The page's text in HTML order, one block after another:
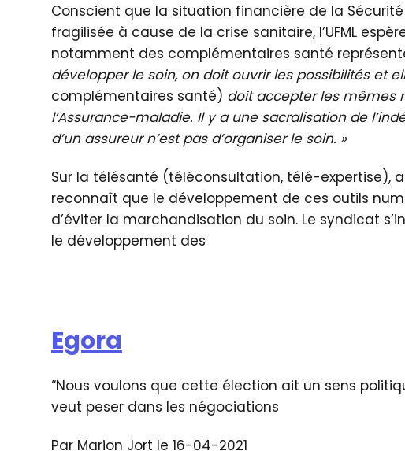
Conscient que la situation financière de la
fragilisée à cause de la crise sanitaire, l’UFML
notamment des complémentaires santé
développer le soin, on doit ouvrir les possibilités et
complémentaires santé) doit accepter les mêmes
l’Assurance-maladie. Il y a une sacralisation de
d’un assureur n’est pas d’organiser le soin. »
Sur la télésanté (téléconsultation, télé-expertise),
reconnaît que le développement de ces outils
d’éviter la marchandisation du soin. Le syndicat
le développement des
Egora
“Nous voulons que cette élection ait un sens
veut peser dans les négociations
Par Marion Jort le 16-04-2021